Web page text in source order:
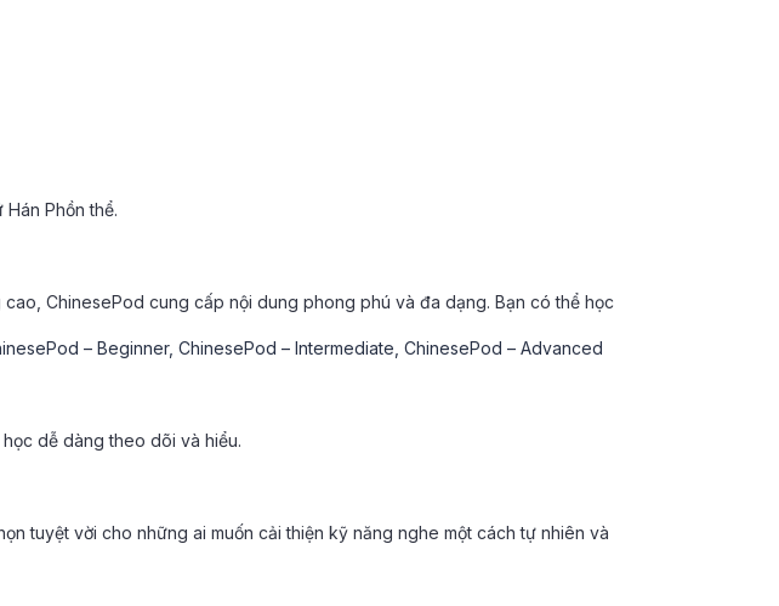
Phồn thể.
ChinesePod cung cấp nội dung phong phú và đa dạng. Bạn có thể học
– Beginner, ChinesePod – Intermediate ChinesePod – Advanced
dễ dàng theo dõi và hiểu.
tuyệt vời cho những ai muốn cải thiện kỹ năng nghe một cách tự nhiên và